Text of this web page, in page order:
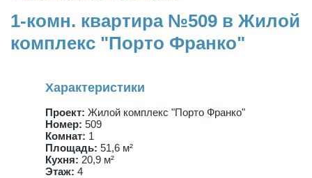
1-комн. квартира №509 в Жилой
комплекс "Порто Франко"
Характеристики
Проект: Жилой комплекс "Порто Франко"
Номер: 509
Комнат: 1
Площадь: 51,6 м²
Кухня: 20,9 м²
Этаж: 4